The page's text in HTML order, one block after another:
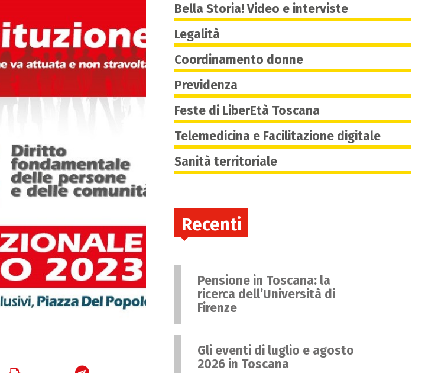
Bella Storia! Video e interviste
Legalità
Coordinamento donne
Previdenza
Feste di LiberEtà Toscana
Telemedicina e Facilitazione digitale
Sanità territoriale
Recenti
Pensione in Toscana: la
ricerca dell’Università di
Firenze
Gli eventi di luglio e agosto
2026 in Toscana